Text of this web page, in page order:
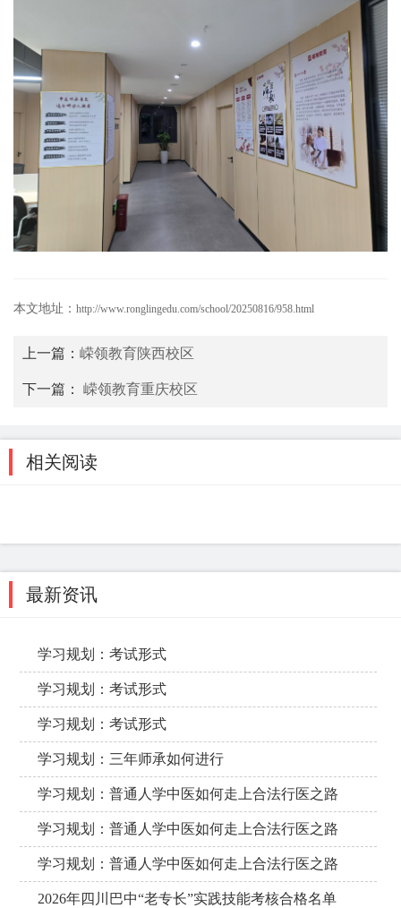
本文地址： http://www.ronglingedu.com/school/20250816/958.html
上一篇： 嵘领教育陕西校区
下一篇： 嵘领教育重庆校区
相关阅读
最新资讯
学习规划：考试形式
学习规划：考试形式
学习规划：考试形式
学习规划：三年师承如何进行
学习规划：普通人学中医如何走上合法行医之路
学习规划：普通人学中医如何走上合法行医之路
学习规划：普通人学中医如何走上合法行医之路
2026年四川巴中“老专长”实践技能考核合格名单